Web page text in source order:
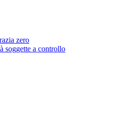
zero
soggette a controllo